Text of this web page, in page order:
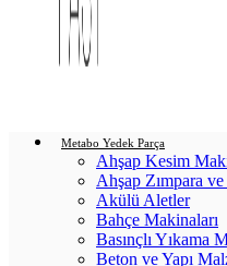
Metabo Yedek Parça
Ahşap Kesim
Ahşap Zımpara
Akülü Aletler
Bahçe Makinaları
Basınçlı Yıkama
Beton ve Yapı